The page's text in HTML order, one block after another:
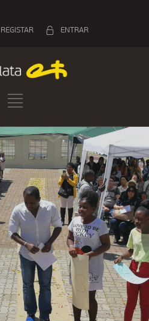
ENTRAR
REGISTAR